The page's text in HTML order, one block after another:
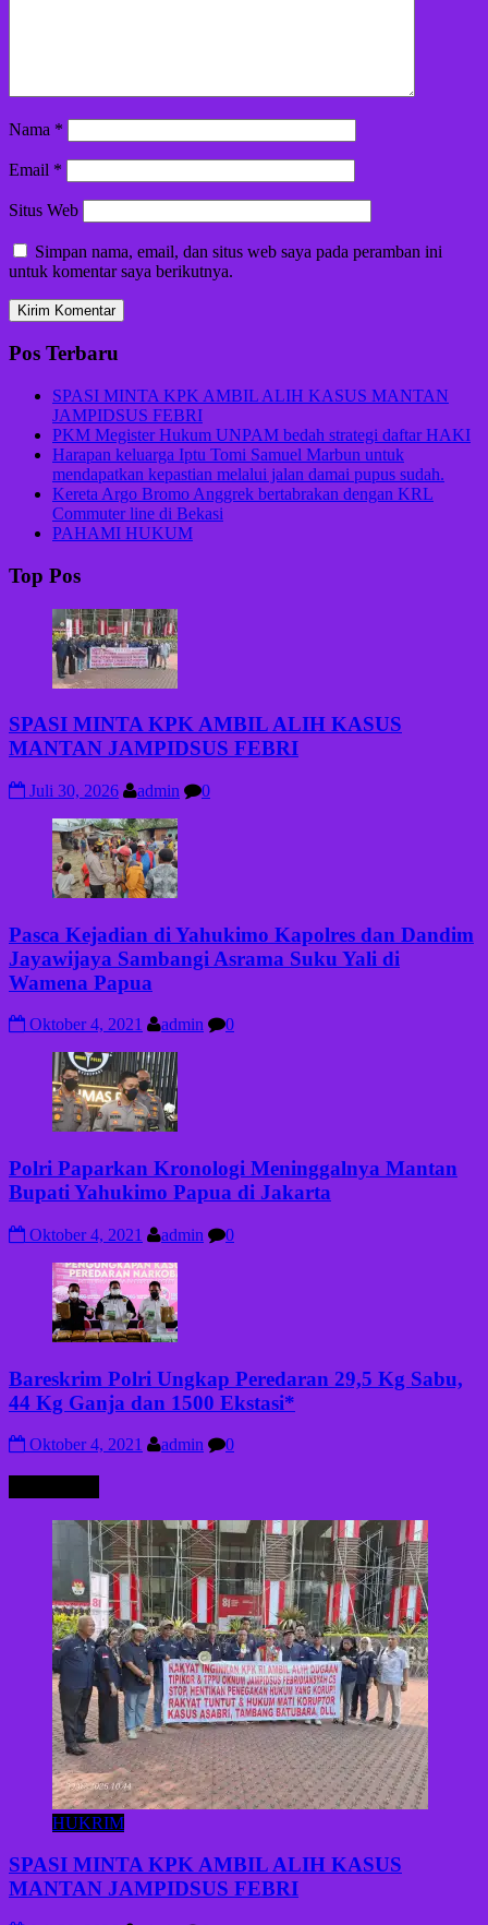
Nama *
Email *
Situs Web
Simpan nama, email, dan situs web saya pada peramban ini
untuk komentar saya berikutnya.
Pos Terbaru
SPASI MINTA KPK AMBIL ALIH KASUS MANTAN
JAMPIDSUS FEBRI
PKM Megister Hukum UNPAM bedah strategi daftar HAKI
Harapan keluarga Iptu Tomi Samuel Marbun untuk
mendapatkan kepastian melalui jalan damai pupus sudah.
Kereta Argo Bromo Anggrek bertabrakan dengan KRL
Commuter line di Bekasi
PAHAMI HUKUM
Top Pos
SPASI MINTA KPK AMBIL ALIH KASUS
MANTAN JAMPIDSUS FEBRI
Juli 30, 2026 admin 0
Pasca Kejadian di Yahukimo Kapolres dan Dandim
Jayawijaya Sambangi Asrama Suku Yali di
Wamena Papua
Oktober 4, 2021 admin 0
Polri Paparkan Kronologi Meninggalnya Mantan
Bupati Yahukimo Papua di Jakarta
Oktober 4, 2021 admin 0
Bareskrim Polri Ungkap Peredaran 29,5 Kg Sabu,
44 Kg Ganja dan 1500 Ekstasi*
Oktober 4, 2021 admin 0
HUKRIM
SPASI MINTA KPK AMBIL ALIH KASUS
MANTAN JAMPIDSUS FEBRI